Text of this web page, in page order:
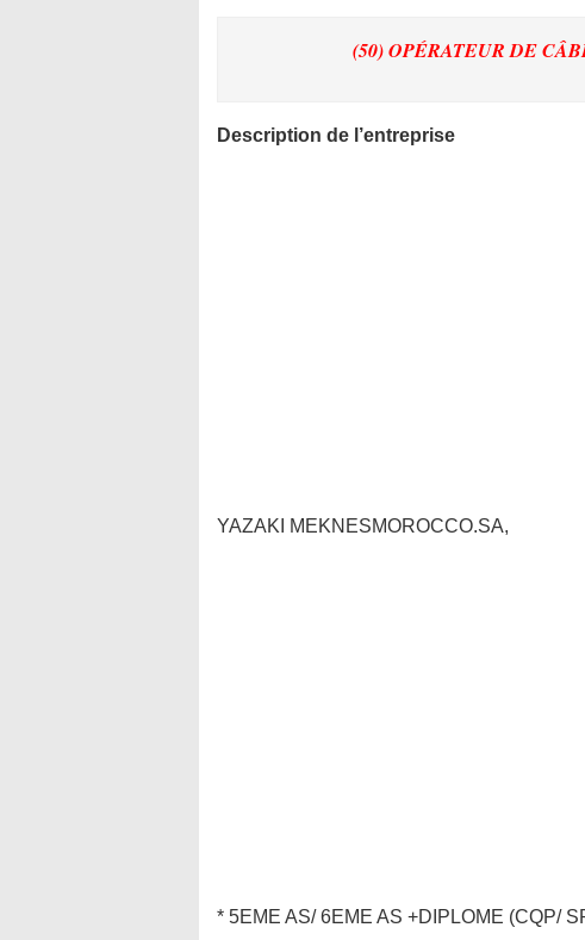
(50) OPÉRATEUR DE
Description de l’entreprise
YAZAKI MEKNESMOROCCO.SA,
* 5EME AS/ 6EME AS +DIPLOME (CQP/